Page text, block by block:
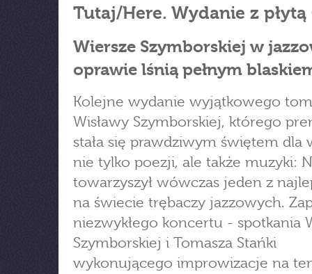
Tutaj/Here. Wydanie z płytą
Wiersze Szymborskiej w
oprawie lśnią pełnym
Kolejne wydanie wyjątkowego
Wisławy Szymborskiej, którego
stała się prawdziwym świętem dla
nie tylko poezji, ale także muzyki:
towarzyszył wówczas jeden z
na świecie trębaczy jazzowych.
niezwykłego koncertu - spotkania
Szymborskiej i Tomasza Stańki
wykonującego improwizacje na